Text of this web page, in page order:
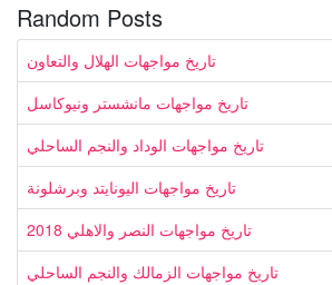
Random Posts
تاريخ مواجهات الهلال والتعاون
تاريخ مواجهات مانشستر ونيوكاسل
تاريخ مواجهات الوداد والنجم الساحلي
تاريخ مواجهات اليونايتد وبرشلونة
تاريخ مواجهات النصر والاهلي 2018
تاريخ مواجهات الزمالك والنجم الساحلي